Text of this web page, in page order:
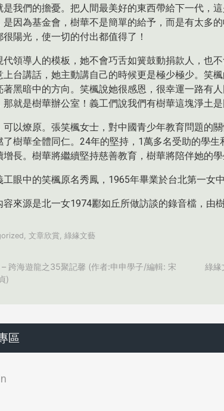
是我們的擔憂。把人間最美好的東西帶給下一代，
是因為基金會，樹華不是簡單的給予，而是有太多
陽光，使一切的付出都值得了！
代領導人的模板，她不會巧舌如簧鼓動捐款人，也
上台講話，她主動講自己的時候更是極少極少。笑
著黑暗中的方向。笑楓說她很感恩，很幸運一路有
那就是樹華辦公室！義工們說我們有樹華這塊淨土是
可以燎原。張笑楓女士，對中國青少年教育問題的
了樹華全體同仁。24年的堅持，1萬多名受助的學
增長。樹華將繼續堅持慈善教育，樹華將陪伴她的
眼中的笑楓原名秀鳳，1965年畢業於台北第一女中
容來源是北一女1974酈如丘所做訪談的錄音檔，由
文章欣賞 綠緣文藝
跨海遊龍之35聚記馨 (作者:申申學子/編輯: 宋
)
綠緣
區